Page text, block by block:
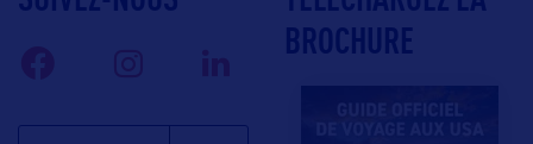
BROCHURE